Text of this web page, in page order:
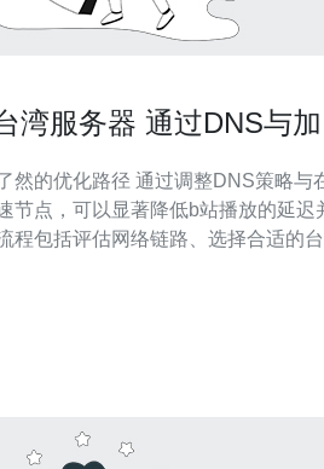
湾服务器 通过DNS与
然的优化路径 通过调整DNS策略与
节点，可以显著降低b站播放的延迟
程包括评估网络链路、选择合适的
或CDN定向、开启协议与传输层优化